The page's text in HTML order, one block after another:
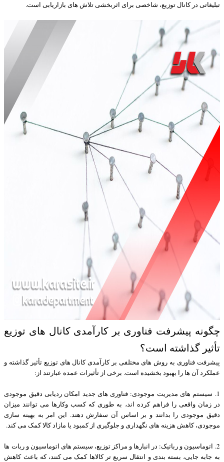
تبلیغاتی در کانال توزیع، شاخصی برای اثربخشی تلاش های بازاریابی است.
چگونه پیشرفت فناوری بر کارآمدی کانال های توزیع
تأثیر گذاشته است؟
پیشرفت فناوری به روش های مختلفی بر کارآمدی کانال های توزیع تأثیر گذاشته و
عملکرد آن ها را بهبود بخشیده است. برخی از تأثیرات عمده عبارتند از:
1. سیستم های مدیریت موجودی: فناوری های جدید امکان ردیابی دقیق موجودی
در زمان واقعی را فراهم کرده اند، به طوری که کسب وکارها می توانند میزان
دقیق موجودی را بدانند و بر اساس آن سفارش دهند. این امر به بهینه سازی
موجودی، کاهش هزینه های نگهداری و جلوگیری از کمبود یا مازاد کالا کمک می کند.
2. اتوماسیون و رباتیک: در انبارها و مراکز توزیع، سیستم های اتوماسیون و ربات ها
به جابه جایی، بسته بندی و انتقال سریع تر کالاها کمک می کنند، که باعث کاهش